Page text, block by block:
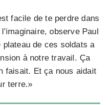
facile de te perdre dans
observe Paul
de ces soldats a
à notre travail. Ça
faisait. Et ça nous aidait
terre.»